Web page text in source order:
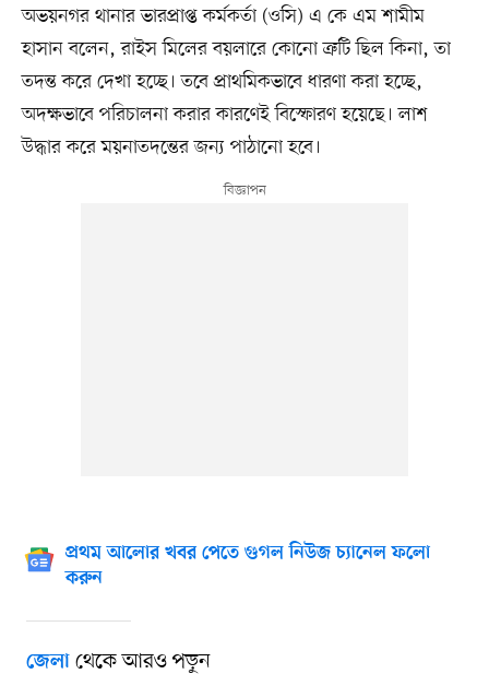
অভয়নগর থানার ভারপ্রাপ্ত কর্মকর্তা (ওসি) এ কে এম শামীম
হাসান বলেন, রাইস মিলের বয়লারে কোনো ত্রুটি ছিল কিনা, তা
তদন্ত করে দেখা হচ্ছে। তবে প্রাথমিকভাবে ধারণা করা হচ্ছে,
অদক্ষভাবে পরিচালনা করার কারণেই বিস্ফোরণ হয়েছে। লাশ
উদ্ধার করে ময়নাতদন্তের জন্য পাঠানো হবে।
প্রথম আলোর খবর পেতে গুগল নিউজ চ্যানেল ফলো
করুন
জেলাথেকে আরও পড়ুন